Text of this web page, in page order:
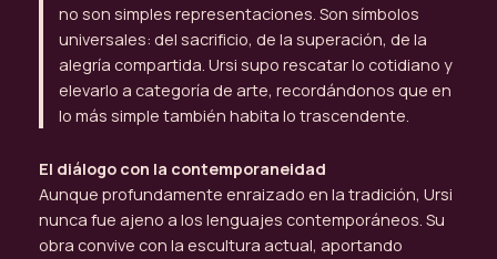
no son simples representaciones. Son símbolos
universales: del sacrificio, de la superación, de la
alegría compartida. Ursi supo rescatar lo cotidiano y
elevarlo a categoría de arte, recordándonos que en
lo más simple también habita lo trascendente.
El diálogo con la contemporaneidad
Aunque profundamente enraizado en la tradición, Ursi
nunca fue ajeno a los lenguajes contemporáneos. Su
obra convive con la escultura actual, aportando